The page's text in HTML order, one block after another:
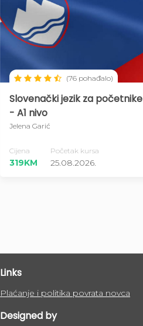
(76 pohađalo)
Slovenački jezik za početnike
- A1 nivo
Jelena Garić
Cijena Početak kursa
319KM 25.08.2026.
Links
Plaćanje i politika povrata novca
Designed by